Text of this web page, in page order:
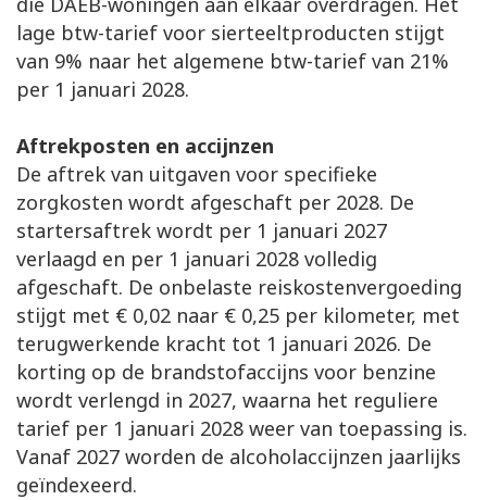
lage btw-tarief voor sierteeltproducten stijgt
van 9% naar het algemene btw-tarief van 21%
per 1 januari 2028.
Aftrekposten en accijnzen
De aftrek van uitgaven voor specifieke
zorgkosten wordt afgeschaft per 2028. De
startersaftrek wordt per 1 januari 2027
verlaagd en per 1 januari 2028 volledig
afgeschaft. De onbelaste reiskostenvergoeding
stijgt met € 0,02 naar € 0,25 per kilometer, met
terugwerkende kracht tot 1 januari 2026. De
korting op de brandstofaccijns voor benzine
wordt verlengd in 2027, waarna het reguliere
tarief per 1 januari 2028 weer van toepassing is.
Vanaf 2027 worden de alcoholaccijnzen jaarlijks
geïndexeerd.